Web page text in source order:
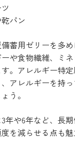
パン
蓄用ゼリーを多
や食物繊維、ミ
。アレルギー特
アレルギーを持
う。
年や6年など、長
を減らせる点も魅